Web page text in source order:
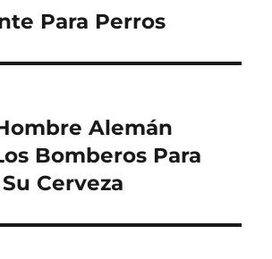
Para Perros
Alemán
Bomberos Para
Cerveza